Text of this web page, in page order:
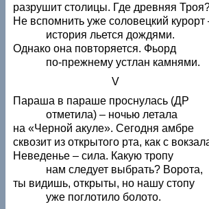
разрушит столицы. Где древняя
Не вспомнить уже соловецкий курорт
история льется дождями.
Однако она повторяется. Фьорд
по-прежнему устлан камнями.
V
Параша в параше проснулась (ДР
отметила) – ночью летала
на «Черной акуле». Сегодня амбре
сквозит из открытого рта, как с
Неведенье – сила. Какую тропу
нам следует выбрать? Ворота,
ты видишь, открыты, но нашу стопу
уже поглотило болото.